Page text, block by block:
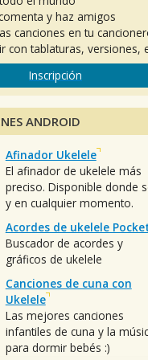
y haz amigos
canciones en tu
con tablaturas, versiones,
Inscripción
ANDROID
Afinador Ukelele
El afinador de ukelele más
preciso. Disponible donde
y en cualquier momento.
Acordes de ukelele
Buscador de acordes y
gráficos de ukelele
Canciones de cuna con
Ukelele
Las mejores canciones
infantiles de cuna y la
para dormir bebés :)